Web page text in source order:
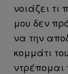
νοιάζει τι
μου δεν
να την
κομμάτι
ντρέπομαι